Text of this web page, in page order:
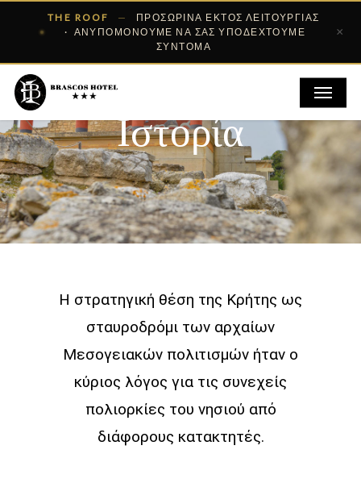
THE ROOF —
ΠΡΟΣΩΡΙΝΆ ΕΚΤΌΣ ΛΕΙΤΟΥΡΓΊΑΣ
· ΑΝΥΠΟΜΟΝΟΎΜΕ ΝΑ ΣΑΣ ΥΠΟΔΕΧΤΟΎΜΕ
ΣΎΝΤΟΜΑ
×
main
content
Menu
Ιστορία
Η στρατηγική θέση της Κρήτης ως
σταυροδρόμι των αρχαίων
Μεσογειακών πολιτισμών ήταν ο
κύριος λόγος για τις συνεχείς
πολιορκίες του νησιού από
διάφορους κατακτητές.